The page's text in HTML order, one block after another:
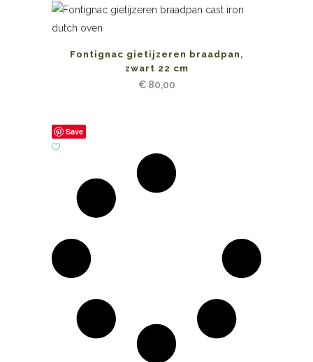
Fontignac gietijzeren braadpan,
zwart 22 cm
€80,00
Save